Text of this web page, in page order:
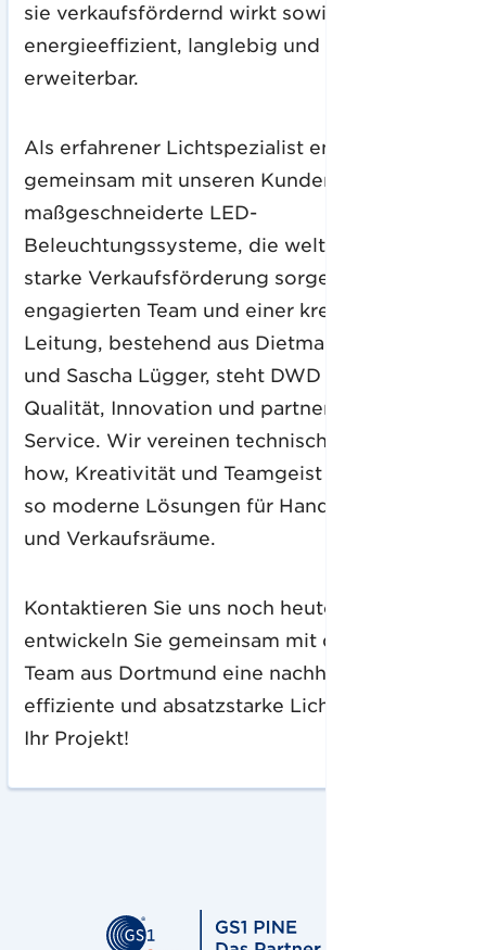
sie verkaufsfördernd wirkt sowie
energieeffizient, langlebig und flexibel
erweiterbar.
Als erfahrener Lichtspezialist entwickeln wir
gemeinsam mit unseren Kunden
maßgeschneiderte LED-
Beleuchtungssysteme, die weltweit für eine
starke Verkaufsförderung sorgen. Mit einem
engagierten Team und einer kreativen
Leitung, bestehend aus Dietmar Weishaupt
und Sascha Lügger, steht DWD Germany für
Qualität, Innovation und partnerschaftlichen
Service. Wir vereinen technisches Know-
how, Kreativität und Teamgeist und schaffen
so moderne Lösungen für Handel, Marken
und Verkaufsräume.
Kontaktieren Sie uns noch heute und
entwickeln Sie gemeinsam mit dem DWD
Team aus Dortmund eine nachhaltige,
effiziente und absatzstarke Lichtlösung für
Ihr Projekt!